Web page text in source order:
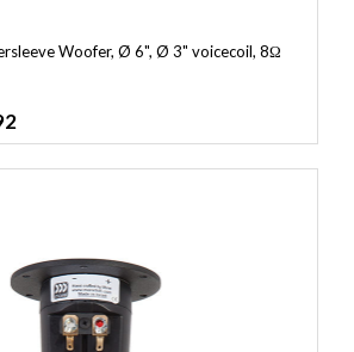
Woofer, Ø 6", Ø 3" voicecoil, 8Ω